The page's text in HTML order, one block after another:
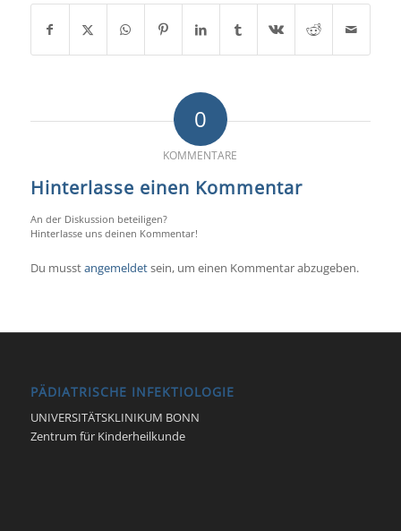
0
KOMMENTARE
Hinterlasse einen Kommentar
An der Diskussion beteiligen?
Hinterlasse uns deinen Kommentar!
Du musstangemeldetsein, um einen Kommentar abzugeben.
PÄDIATRISCHE INFEKTIOLOGIE
UNIVERSITÄTSKLINIKUM BONN
Zentrum für Kinderheilkunde